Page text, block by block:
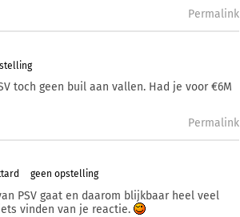
Permalink
toch geen buil aan vallen. Had je voor €6M
Permalink
geen opstelling
PSV gaat en daarom blijkbaar heel veel
vinden van je reactie.